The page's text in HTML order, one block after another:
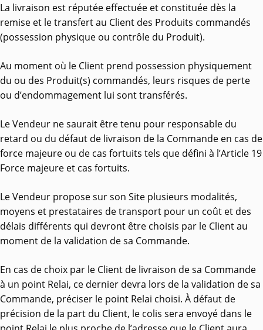
La livraison est réputée effectuée et constituée dès la
remise et le transfert au Client des Produits commandés
(possession physique ou contrôle du Produit).
Au moment où le Client prend possession physiquement
du ou des Produit(s) commandés, leurs risques de perte
ou d’endommagement lui sont transférés.
Le Vendeur ne saurait être tenu pour responsable du
retard ou du défaut de livraison de la Commande en cas de
force majeure ou de cas fortuits tels que défini à l’Article 19
Force majeure et cas fortuits.
Le Vendeur propose sur son Site plusieurs modalités,
moyens et prestataires de transport pour un coût et des
délais différents qui devront être choisis par le Client au
moment de la validation de sa Commande.
En cas de choix par le Client de livraison de sa Commande
à un point Relai, ce dernier devra lors de la validation de sa
Commande, préciser le point Relai choisi. À défaut de
précision de la part du Client, le colis sera envoyé dans le